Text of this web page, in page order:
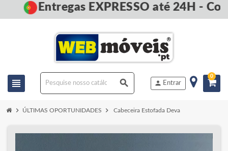
Entregas EXPRESSO até 24H -
view_headline search person Entrar
0
chevron_right ÚLTIMAS OPORTUNIDADES chevron_right Cabeceira Estofada Deva